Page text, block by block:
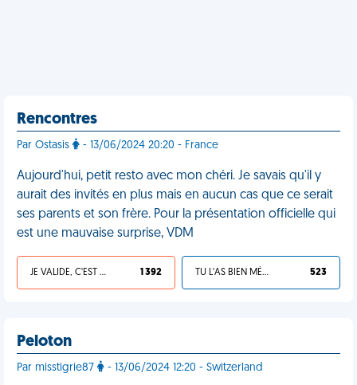
Rencontres
Par Ostasis - 13/06/2024 20:20 - France
Aujourd'hui, petit resto avec mon chéri. Je savais qu'il y
aurait des invités en plus mais en aucun cas que ce serait
ses parents et son frère. Pour la présentation officielle qui
est une mauvaise surprise, VDM
JE VALIDE, C'EST UNE VDM 1 392 TU L'AS BIEN MÉRITÉ 523
Peloton
Par misstigrie87 - 13/06/2024 12:20 - Switzerland